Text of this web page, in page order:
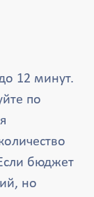
12 минут.
по
бюджет
но